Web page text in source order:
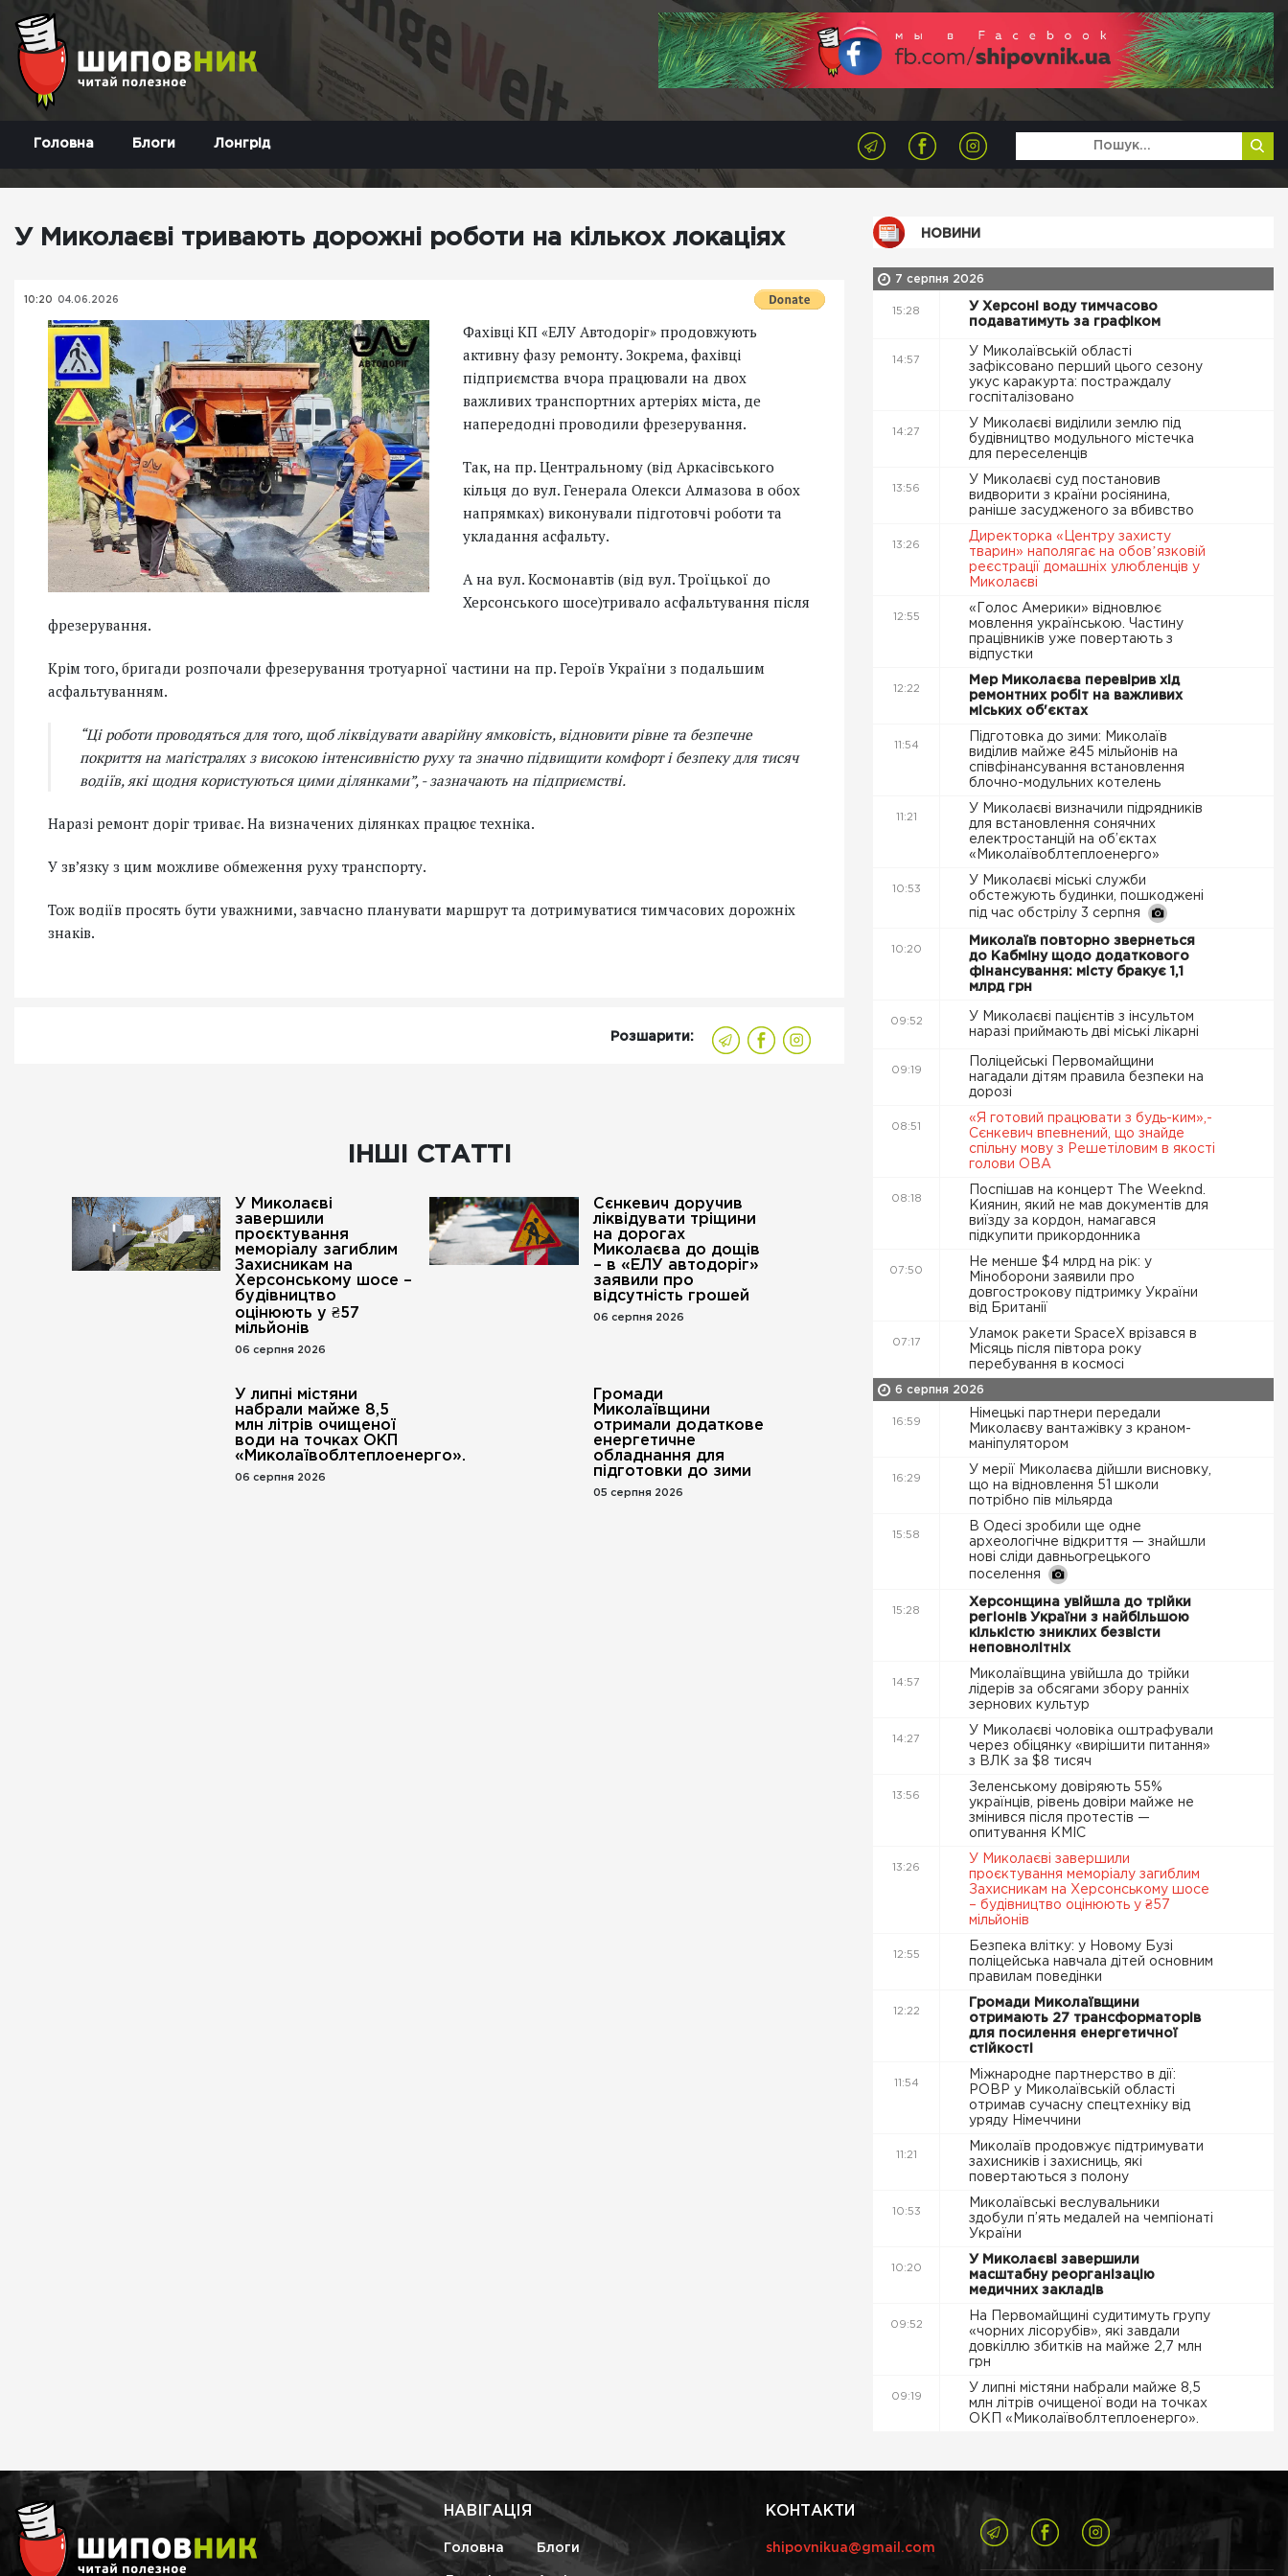
Головна Блоги Лонгрід
У Миколаєві тривають дорожні роботи на кількох локаціях
10:20 04.06.2026
Фахівці КП «ЕЛУ Автодоріг» продовжують
активну фазу ремонту. Зокрема, фахівці
підприємства вчора працювали на двох
важливих транспортних артеріях міста, де
напередодні проводили фрезерування.
Так, на пр. Центральному (від Аркасівського
кільця до вул. Генерала Олекси Алмазова в обох
напрямках) виконували підготовчі роботи та
укладання асфальту.
А на вул. Космонавтів (від вул. Троїцької до
Херсонського шосе)тривало асфальтування після
фрезерування.
Крім того, бригади розпочали фрезерування тротуарної частини на пр. Героїв України з подальшим
асфальтуванням.
“Ці роботи проводяться для того, щоб ліквідувати аварійну ямковість, відновити рівне та безпечне
покриття на магістралях з високою інтенсивністю руху та значно підвищити комфорт і безпеку для тисяч
водіїв, які щодня користуються цими ділянками”, - зазначають на підприємстві.
Наразі ремонт доріг триває. На визначених ділянках працює техніка.
У зв’язку з цим можливе обмеження руху транспорту.
Тож водіїв просять бути уважними, завчасно планувати маршрут та дотримуватися тимчасових дорожніх
знаків.
Розшарити:
ІНШІ СТАТТІ
У Миколаєві
завершили
проєктування
меморіалу загиблим
Захисникам на
Херсонському шосе –
будівництво
оцінюють у ₴57
мільйонів
06 серпня 2026
Сєнкевич доручив
ліквідувати тріщини
на дорогах
Миколаєва до дощів
– в «ЕЛУ автодоріг»
заявили про
відсутність грошей
06 серпня 2026
У липні містяни
набрали майже 8,5
млн літрів очищеної
води на точках ОКП
«Миколаївоблтеплоенерго».
06 серпня 2026
Громади
Миколаївщини
отримали додаткове
енергетичне
обладнання для
підготовки до зими
05 серпня 2026
НОВИНИ
7 серпня 2026
15:28
У Херсоні воду тимчасово
подаватимуть за графіком
14:57
У Миколаївській області
зафіксовано перший цього сезону
укус каракурта: постраждалу
госпіталізовано
14:27
У Миколаєві виділили землю під
будівництво модульного містечка
для переселенців
13:56
У Миколаєві суд постановив
видворити з країни росіянина,
раніше засудженого за вбивство
13:26
Директорка «Центру захисту
тварин» наполягає на обовʼязковій
реєстрації домашніх улюбленців у
Миколаєві
12:55
«Голос Америки» відновлює
мовлення українською. Частину
працівників уже повертають з
відпустки
12:22
Мер Миколаєва перевірив хід
ремонтних робіт на важливих
міських об'єктах
11:54
Підготовка до зими: Миколаїв
виділив майже ₴45 мільйонів на
співфінансування встановлення
блочно-модульних котелень
11:21
У Миколаєві визначили підрядників
для встановлення сонячних
електростанцій на об’єктах
«Миколаївоблтеплоенерго»
10:53
У Миколаєві міські служби
обстежують будинки, пошкоджені
під час обстрілу 3 серпня
10:20
Миколаїв повторно звернеться
до Кабміну щодо додаткового
фінансування: місту бракує 1,1
млрд грн
09:52
У Миколаєві пацієнтів з інсультом
наразі приймають дві міські лікарні
09:19
Поліцейські Первомайщини
нагадали дітям правила безпеки на
дорозі
08:51
«Я готовий працювати з будь-ким»,-
Сєнкевич впевнений, що знайде
спільну мову з Решетіловим в якості
голови ОВА
08:18
Поспішав на концерт The Weeknd.
Киянин, який не мав документів для
виїзду за кордон, намагався
підкупити прикордонника
07:50
Не менше $4 млрд на рік: у
Міноборони заявили про
довгострокову підтримку України
від Британії
07:17
Уламок ракети SpaceX врізався в
Місяць після півтора року
перебування в космосі
6 серпня 2026
16:59
Німецькі партнери передали
Миколаєву вантажівку з краном-
маніпулятором
16:29
У мерії Миколаєва дійшли висновку,
що на відновлення 51 школи
потрібно пів мільярда
15:58
В Одесі зробили ще одне
археологічне відкриття — знайшли
нові сліди давньогрецького
поселення
15:28
Херсонщина увійшла до трійки
регіонів України з найбільшою
кількістю зниклих безвісти
неповнолітніх
14:57
Миколаївщина увійшла до трійки
лідерів за обсягами збору ранніх
зернових культур
14:27
У Миколаєві чоловіка оштрафували
через обіцянку «вирішити питання»
з ВЛК за $8 тисяч
13:56
Зеленському довіряють 55%
українців, рівень довіри майже не
змінився після протестів —
опитування КМІС
13:26
У Миколаєві завершили
проєктування меморіалу загиблим
Захисникам на Херсонському шосе
– будівництво оцінюють у ₴57
мільйонів
12:55
Безпека влітку: у Новому Бузі
поліцейська навчала дітей основним
правилам поведінки
12:22
Громади Миколаївщини
отримають 27 трансформаторів
для посилення енергетичної
стійкості
11:54
Міжнародне партнерство в дії:
РОВР у Миколаївській області
отримав сучасну спецтехніку від
уряду Німеччини
11:21
Миколаїв продовжує підтримувати
захисників і захисниць, які
повертаються з полону
10:53
Миколаївські веслувальники
здобули п’ять медалей на чемпіонаті
України
10:20
У Миколаєві завершили
масштабну реорганізацію
медичних закладів
09:52
На Первомайщині судитимуть групу
«чорних лісорубів», які завдали
довкіллю збитків на майже 2,7 млн
грн
09:19
У липні містяни набрали майже 8,5
млн літрів очищеної води на точках
ОКП «Миколаївоблтеплоенерго».
НАВІГАЦІЯ
Головна Блоги
КОНТАКТИ
shipovnikua@gmail.com